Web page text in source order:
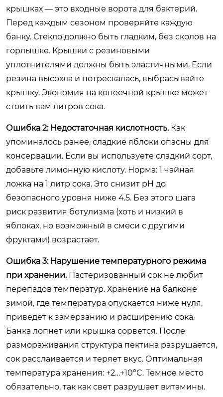
крышках — это входные ворота для бактерий.
Перед каждым сезоном проверяйте каждую
банку. Стекло должно быть гладким, без сколов на
горлышке. Крышки с резиновыми
уплотнителями должны быть эластичными. Если
резина высохла и потрескалась, выбрасывайте
крышку. Экономия на копеечной крышке может
стоить вам литров сока.
Ошибка 2: Недостаточная кислотность.Как
упоминалось ранее, сладкие яблоки опасны для
консервации. Если вы используете сладкий сорт,
добавьте лимонную кислоту. Норма: 1 чайная
ложка на 1 литр сока. Это снизит pH до
безопасного уровня ниже 4.5. Без этого шага
риск развития ботулизма (хоть и низкий в
яблоках, но возможный в смеси с другими
фруктами) возрастает.
Ошибка 3: Нарушение температурного режима
при хранении.Пастеризованный сок не любит
перепадов температур. Хранение на балконе
зимой, где температура опускается ниже нуля,
приведет к замерзанию и расширению сока.
Банка лопнет или крышка сорвется. После
размораживания структура пектина разрушается,
сок расслаивается и теряет вкус. Оптимальная
температура хранения: +2…+10°C. Темное место
обязательно, так как свет разрушает витамины.